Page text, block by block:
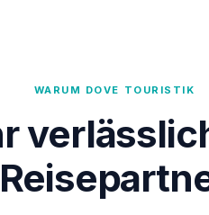
WARUM DOVE TOURISTIK